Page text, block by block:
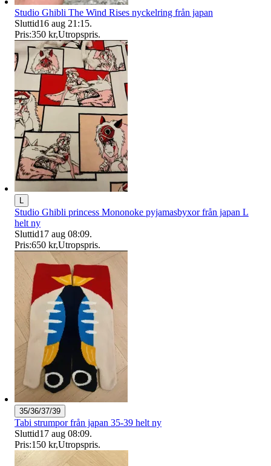
Studio Ghibli The Wind Rises nyckelring från japan
Sluttid16 aug 21:15.
Pris:350 kr,Utropspris.
Studio Ghibli princess Mononoke pyjamasbyxor från japan L
helt ny
Sluttid17 aug 08:09.
Pris:650 kr,Utropspris.
35/36/37/39
Tabi strumpor från japan 35-39 helt ny
Sluttid17 aug 08:09.
Pris:150 kr,Utropspris.